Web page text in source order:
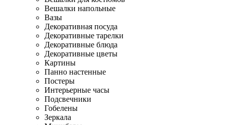
Вешалки напольные
Вазы
Декоративная посуда
Декоративные тарелки
Декоративные блюда
Декоративные цветы
Картины
Панно настенные
Постеры
Интерьерные часы
Подсвечники
Гобелены
Зеркала